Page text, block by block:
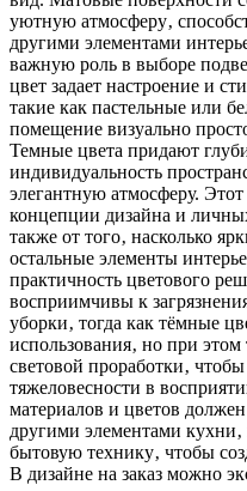
уютную атмосферу‚
другими элементами
важную роль в выборе
цвет задает настроение и
такие как пастельные или
помещение визуально
Темные цвета придают
индивидуальность
элегантную атмосферу.
концепции дизайна и
также от того‚ насколько
остальные элементы
практичность цветового
восприимчивы к
уборки‚ тогда как тёмные
использования‚ но при
световой проработки‚
тяжеловесности в
материалов и цветов
другими элементами
бытовую технику‚ чтобы
В дизайне на заказ можно